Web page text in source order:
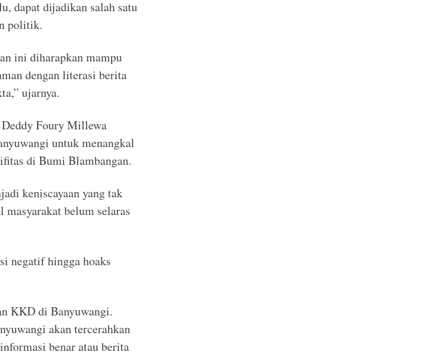
dapat dijadikan salah satu
politik.
ini diharapkan mampu
dengan literasi berita
ujarnya.
Deddy Foury Millewa
untuk menangkal
di Bumi Blambangan.
keniscayaan yang tak
belum selaras
negatif hingga hoaks
KKD di Banyuwangi.
akan tercerahkan
benar atau berita